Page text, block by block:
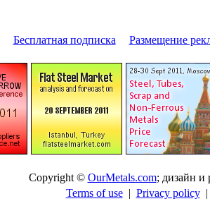
Бесплатная подписка Размещение
Copyright © OurMetals.com; дизайн и
Terms of use| Privacy policy|